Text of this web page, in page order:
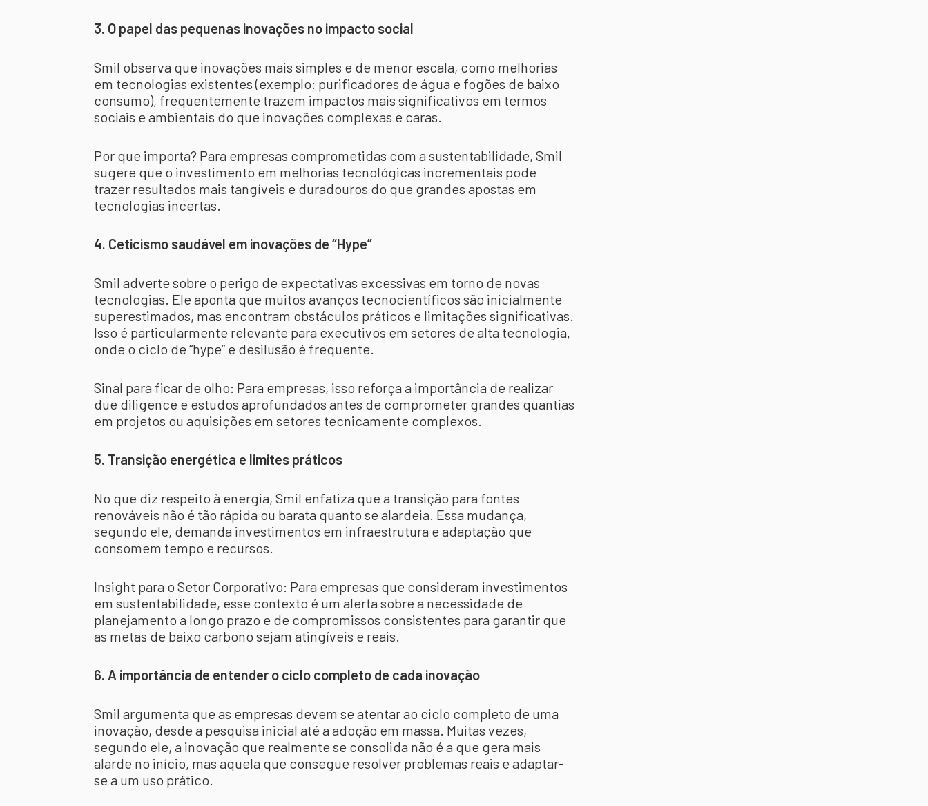
3. O papel das pequenas inovações no impacto social
Smil observa que inovações mais simples e de menor escala, como melhorias
em tecnologias existentes (exemplo: purificadores de água e fogões de baixo
consumo), frequentemente trazem impactos mais significativos em termos
sociais e ambientais do que inovações complexas e caras.
Por que importa? Para empresas comprometidas com a sustentabilidade, Smil
sugere que o investimento em melhorias tecnológicas incrementais pode
trazer resultados mais tangíveis e duradouros do que grandes apostas em
tecnologias incertas.
4. Ceticismo saudável em inovações de “Hype”
Smil adverte sobre o perigo de expectativas excessivas em torno de novas
tecnologias. Ele aponta que muitos avanços tecnocientíficos são inicialmente
superestimados, mas encontram obstáculos práticos e limitações significativas.
Isso é particularmente relevante para executivos em setores de alta tecnologia,
onde o ciclo de “hype” e desilusão é frequente.
Sinal para ficar de olho: Para empresas, isso reforça a importância de realizar
due diligence e estudos aprofundados antes de comprometer grandes quantias
em projetos ou aquisições em setores tecnicamente complexos.
5. Transição energética e limites práticos
No que diz respeito à energia, Smil enfatiza que a transição para fontes
renováveis não é tão rápida ou barata quanto se alardeia. Essa mudança,
segundo ele, demanda investimentos em infraestrutura e adaptação que
consomem tempo e recursos.
Insight para o Setor Corporativo: Para empresas que consideram investimentos
em sustentabilidade, esse contexto é um alerta sobre a necessidade de
planejamento a longo prazo e de compromissos consistentes para garantir que
as metas de baixo carbono sejam atingíveis e reais.
6. A importância de entender o ciclo completo de cada inovação
Smil argumenta que as empresas devem se atentar ao ciclo completo de uma
inovação, desde a pesquisa inicial até a adoção em massa. Muitas vezes,
segundo ele, a inovação que realmente se consolida não é a que gera mais
alarde no início, mas aquela que consegue resolver problemas reais e adaptar-
se a um uso prático.